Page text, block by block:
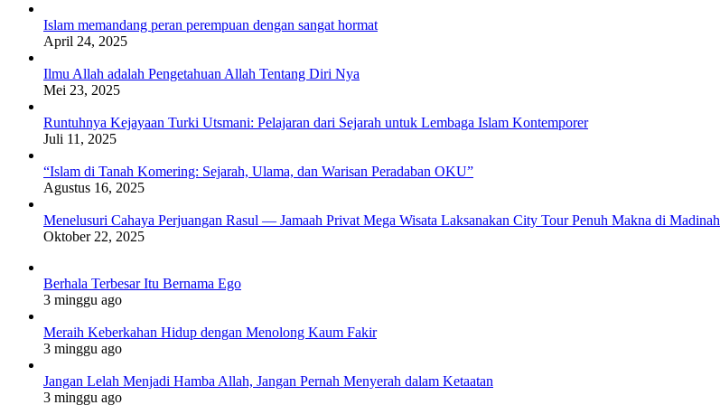
Islam memandang peran perempuan dengan sangat hormat
April 24, 2025
Ilmu Allah adalah Pengetahuan Allah Tentang Diri Nya
Mei 23, 2025
Runtuhnya Kejayaan Turki Utsmani: Pelajaran dari Sejarah untuk Lembaga Islam Kontemporer
Juli 11, 2025
“Islam di Tanah Komering: Sejarah, Ulama, dan Warisan Peradaban OKU”
Agustus 16, 2025
Menelusuri Cahaya Perjuangan Rasul — Jamaah Privat Mega Wisata Laksanakan City Tour Penuh Makna di Madinah
Oktober 22, 2025
Berhala Terbesar Itu Bernama Ego
3 minggu ago
Meraih Keberkahan Hidup dengan Menolong Kaum Fakir
3 minggu ago
Jangan Lelah Menjadi Hamba Allah, Jangan Pernah Menyerah dalam Ketaatan
3 minggu ago